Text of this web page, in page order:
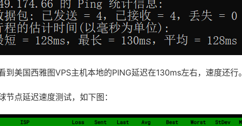
到美国西雅图VPS主机本地的PING延迟在130ms左右，速度还行。
节点延迟速度测试，如下图：